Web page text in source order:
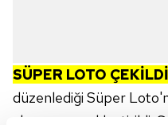
SÜPER LOTO
düzenlediği Süper
akşamı gerçekleştirildi.